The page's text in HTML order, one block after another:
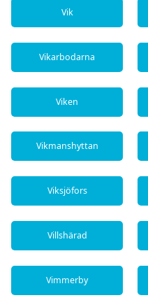
Vik
Vikarbodarna
Viken
Vikmanshyttan
Viksjöfors
Villshärad
Vimmerby